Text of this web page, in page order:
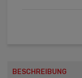
BESCHREIBUNG